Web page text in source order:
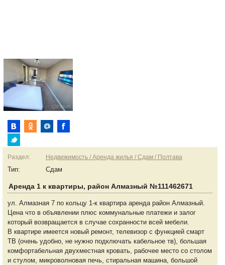
Раздел: Недвижимость / Аренда жилья / Сдам / Полтава
Тип: Сдам
Аренда 1 к квартиры, район Алмазный №111462671
ул. Алмазная 7 по кольцу 1-к квартира аренда район Алмазный.
Цена что в объявлении плюс коммунальные платежи и залог
который возвращается в случае сохранности всей мебели.
В квартире имеется новый ремонт, телевизор с функцией смарт
ТВ (очень удобно, не нужно подключать кабельное тв), большая
комфортабельная двухместная кровать, рабочее место со столом
и стулом, микроволновая печь, стиральная машина, большой